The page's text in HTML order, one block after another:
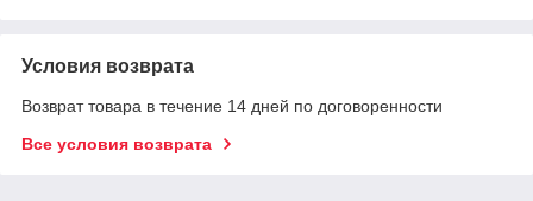
Условия возврата
Возврат товара в течение 14 дней по договоренности
Все условия возврата